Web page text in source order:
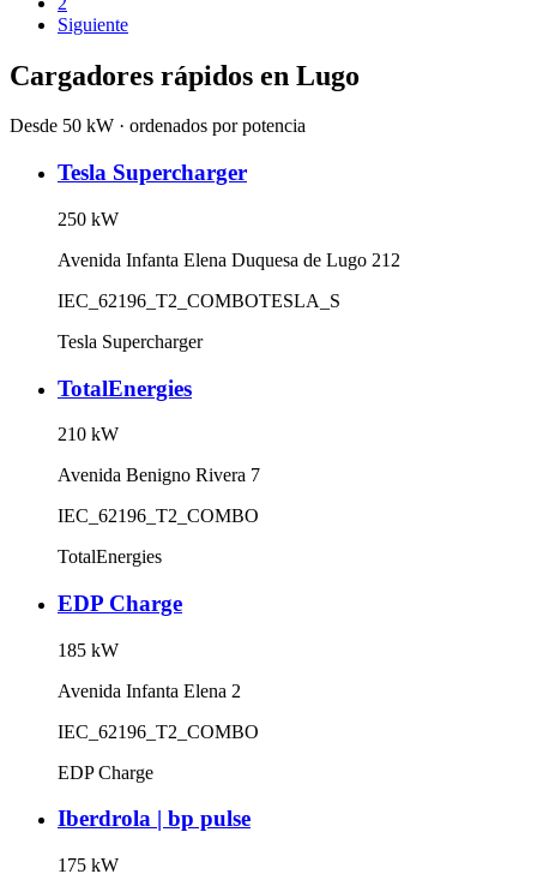
Siguiente
Cargadores rápidos en Lugo
Desde 50 kW · ordenados por potencia
Tesla Supercharger
250 kW
Avenida Infanta Elena Duquesa de Lugo 212
IEC_62196_T2_COMBOTESLA_S
Tesla Supercharger
TotalEnergies
210 kW
Avenida Benigno Rivera 7
IEC_62196_T2_COMBO
TotalEnergies
EDP Charge
185 kW
Avenida Infanta Elena 2
IEC_62196_T2_COMBO
EDP Charge
Iberdrola | bp pulse
175 kW